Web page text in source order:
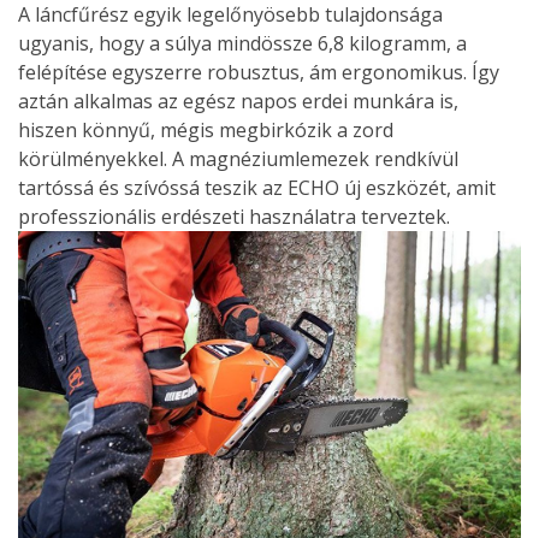
A láncfűrész egyik legelőnyösebb tulajdonsága
ugyanis, hogy a súlya mindössze 6,8 kilogramm, a
felépítése egyszerre robusztus, ám ergonomikus. Így
aztán alkalmas az egész napos erdei munkára is,
hiszen könnyű, mégis megbirkózik a zord
körülményekkel. A magnéziumlemezek rendkívül
tartóssá és szívóssá teszik az ECHO új eszközét, amit
professzionális erdészeti használatra terveztek.